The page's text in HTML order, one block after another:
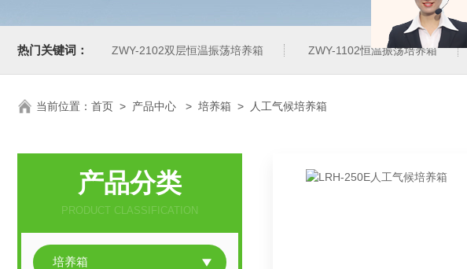
热门关键词： ZWY-2102双层恒温振荡培养箱 ZWY-1102恒温振荡培养箱
当前位置： 首页 > 产品中心 > 培养箱 > 人工气候培养箱
产品分类
PRODUCT CLASSIFICATION
培养箱